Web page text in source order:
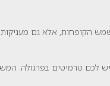
אלא גם מעניקות
טרמיטים בפרגולה.